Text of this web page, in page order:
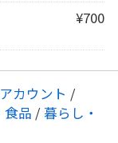
¥700
カウント /
食品 / 暮らし・